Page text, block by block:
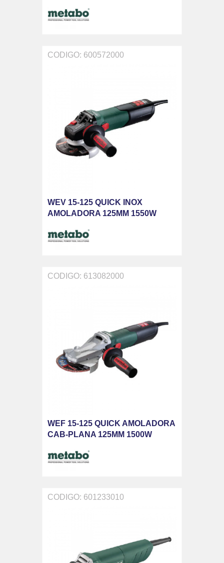
CODIGO: 600572000
WEV 15-125 QUICK INOX
AMOLADORA 125MM 1550W
CODIGO: 613082000
WEF 15-125 QUICK AMOLADORA
CAB-PLANA 125MM 1500W
CODIGO: 601233010